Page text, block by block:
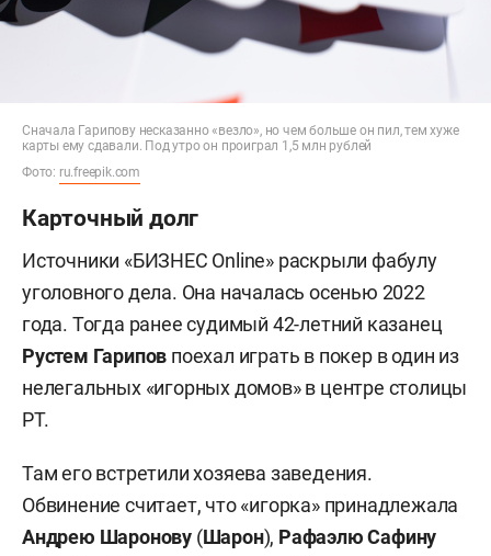
Сначала Гарипову несказанно «везло», но чем больше он пил, тем хуже
карты ему сдавали. Под утро он проиграл 1,5 млн рублей
Фото: ru.freepik.com
Карточный долг
Источники «БИЗНЕС Online» раскрыли фабулу
уголовного дела. Она началась осенью 2022
года. Тогда ранее судимый 42-летний казанец
Рустем Гарипов поехал играть в покер в один из
нелегальных «игорных домов» в центре столицы
РТ.
Там его встретили хозяева заведения.
Обвинение считает, что «игорка» принадлежала
Андрею Шаронову (Шарон), Рафаэлю Сафину